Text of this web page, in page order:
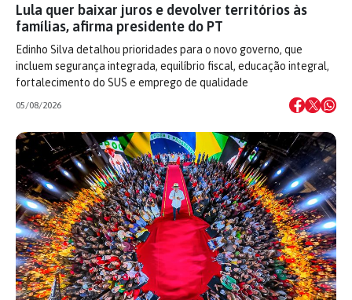
Lula quer baixar juros e devolver territórios às
famílias, afirma presidente do PT
Edinho Silva detalhou prioridades para o novo governo, que
incluem segurança integrada, equilíbrio fiscal, educação integral,
fortalecimento do SUS e emprego de qualidade
05/08/2026